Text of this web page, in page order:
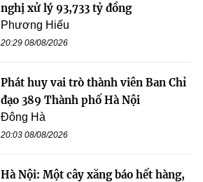
nghị xử lý 93,733 tỷ đồng
Phương Hiếu
20:29 08/08/2026
Phát huy vai trò thành viên Ban Chỉ
đạo 389 Thành phố Hà Nội
Đông Hà
20:03 08/08/2026
Hà Nội: Một cây xăng báo hết hàng,